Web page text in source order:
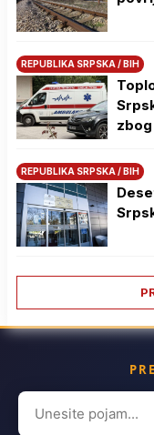
REPUBLIKA SRPSKA / BIH
REPUBLIKA SRPSKA / BIH
Search
for: